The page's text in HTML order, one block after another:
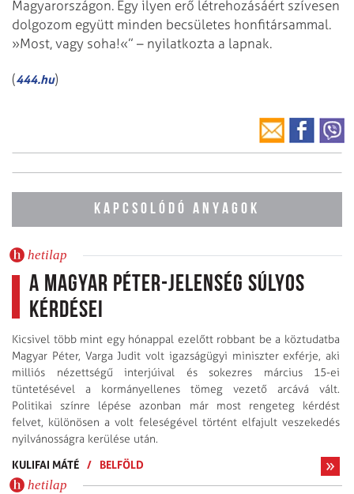
Magyarországon. Egy ilyen erő létrehozásáért szívesen
dolgozom együtt minden becsületes honfitársammal.
»Most, vagy soha!«” – nyilatkozta a lapnak.
(444.hu)
KAPCSOLÓDÓ ANYAGOK
hetilap
A Magyar Péter-jelenség súlyos
kérdései
Kicsivel több mint egy hónappal ezelőtt robbant be a köztudatba
Magyar Péter, Varga Judit volt igazságügyi miniszter exférje, aki
milliós nézettségű interjúival és sokezres március 15-ei
tüntetésével a kormányellenes tömeg vezető arcává vált.
Politikai színre lépése azonban már most rengeteg kérdést
felvet, különösen a volt feleségével történt elfajult veszekedés
nyilvánosságra kerülése után.
KULIFAI MÁTÉ / BELFÖLD
hetilap